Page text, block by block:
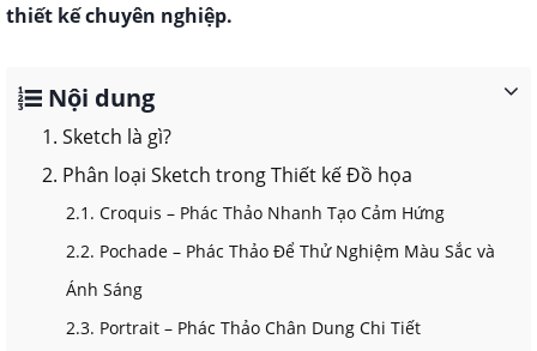
thiết kế chuyên nghiệp.
Nội dung
1. Sketch là gì?
2. Phân loại Sketch trong Thiết kế Đồ họa
2.1. Croquis – Phác Thảo Nhanh Tạo Cảm Hứng
2.2. Pochade – Phác Thảo Để Thử Nghiệm Màu Sắc và
Ánh Sáng
2.3. Portrait – Phác Thảo Chân Dung Chi Tiết